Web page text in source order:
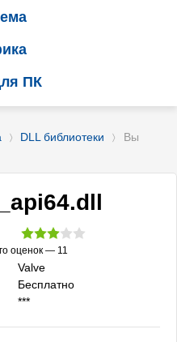
〉 DLL библиотеки 〉
Вы
оценок — 11
Valve
Бесплатно
***
ПК